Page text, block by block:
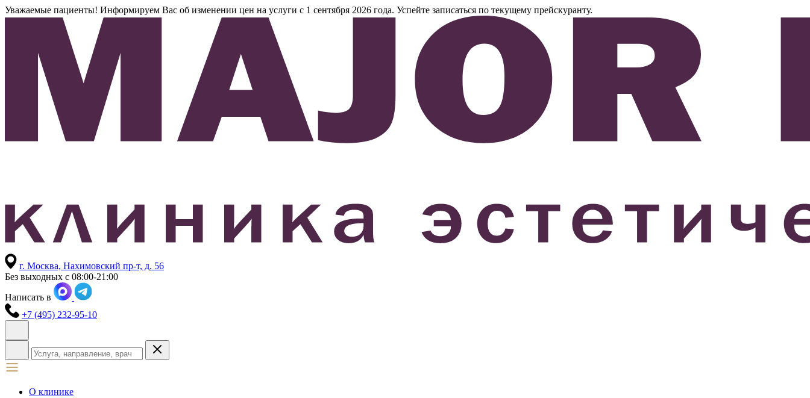
Уважаемые пациенты! Информируем Вас об изменении цен на услуги с 1 сентября 2026 года. Успейте записаться по текущему прейскуранту.
г. Москва, Нахимовский пр-т, д. 56
Без выходных с 08:00-21:00
Написать в
+7 (495) 232-95-10
О клинике